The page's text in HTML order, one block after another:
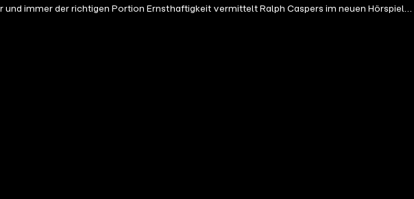
immer der richtigen Portion Ernsthaftigkeit vermittelt Ralph Caspers im neuen Hörspiel